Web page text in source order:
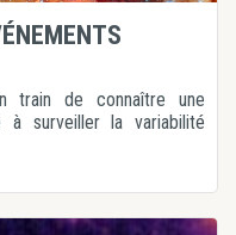
train de connaître une
surveiller la variabilité